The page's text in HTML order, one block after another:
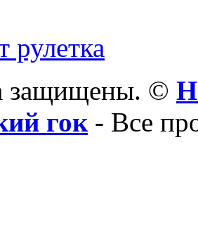
рулетка
защищены. ©
гок- Все